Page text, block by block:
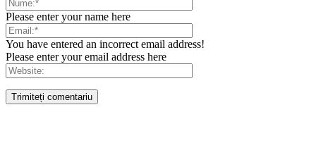
Please enter your name here
You have entered an incorrect email address!
Please enter your email address here